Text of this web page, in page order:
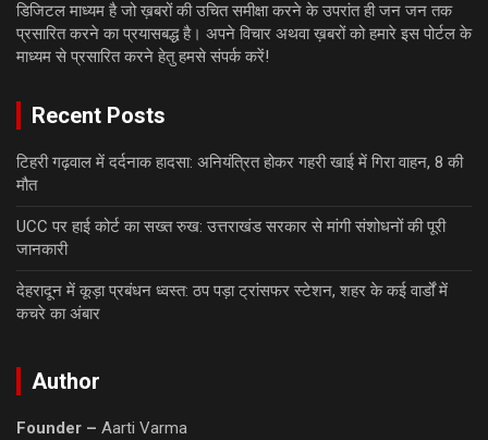
डिजिटल माध्यम है जो ख़बरों की उचित समीक्षा करने के उपरांत ही जन जन तक
प्रसारित करने का प्रयासबद्ध है। अपने विचार अथवा ख़बरों को हमारे इस पोर्टल के
माध्यम से प्रसारित करने हेतु हमसे संपर्क करें!
Recent Posts
टिहरी गढ़वाल में दर्दनाक हादसा: अनियंत्रित होकर गहरी खाई में गिरा वाहन, 8 की
मौत
UCC पर हाई कोर्ट का सख्त रुख: उत्तराखंड सरकार से मांगी संशोधनों की पूरी
जानकारी
देहरादून में कूड़ा प्रबंधन ध्वस्त: ठप पड़ा ट्रांसफर स्टेशन, शहर के कई वार्डों में
कचरे का अंबार
Author
Founder – Aarti Varma